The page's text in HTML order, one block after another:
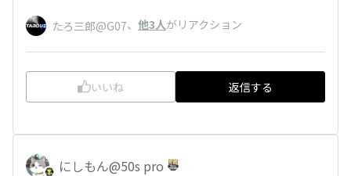
たろ三郎@G07、 他3人がリアクション
いいね 返信する
にしもん@50s pro